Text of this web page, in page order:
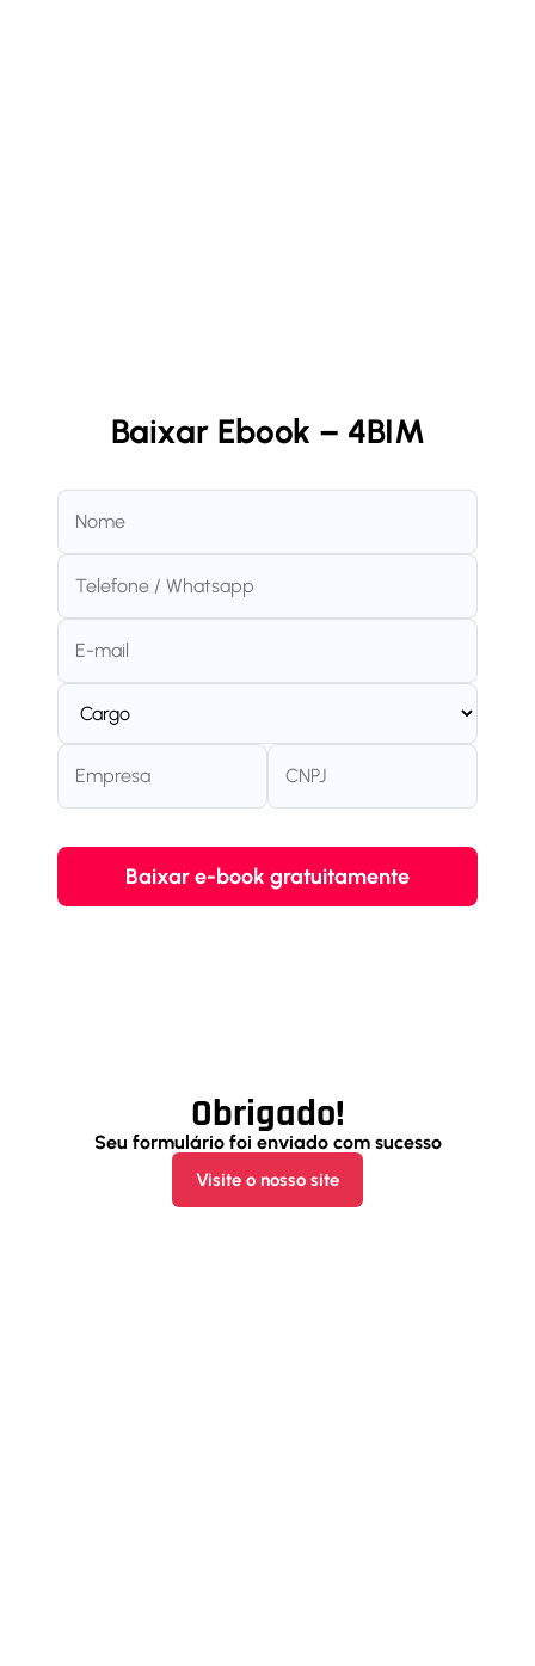
Baixar Ebook – 4BIM
Obrigado!
Seu formulário foi enviado com sucesso
Visite o nosso site